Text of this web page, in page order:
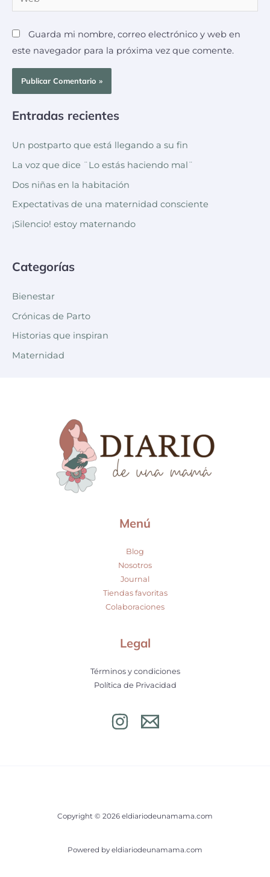
Guarda mi nombre, correo electrónico y web en
este navegador para la próxima vez que comente.
Entradas recientes
Un postparto que está llegando a su fin
La voz que dice ¨Lo estás haciendo mal¨
Dos niñas en la habitación
Expectativas de una maternidad consciente
¡Silencio! estoy maternando
Categorías
Bienestar
Crónicas de Parto
Historias que inspiran
Maternidad
Menú
Blog
Nosotros
Journal
Tiendas favoritas
Colaboraciones
Legal
Términos y condiciones
Política de Privacidad
Copyright © 2026 eldiariodeunamama.com
Powered by eldiariodeunamama.com